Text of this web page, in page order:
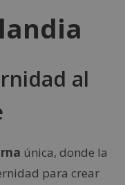
al
única, donde la
para crear